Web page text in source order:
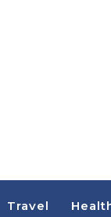
Travel